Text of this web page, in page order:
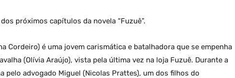
próximos capítulos da novela “Fuzuê”.
Cordeiro) é uma jovem carismática e batalhadora que se empenha
(Olívia Araújo), vista pela última vez na loja Fuzuê. Durante a
pelo advogado Miguel (Nicolas Prattes), um dos filhos do